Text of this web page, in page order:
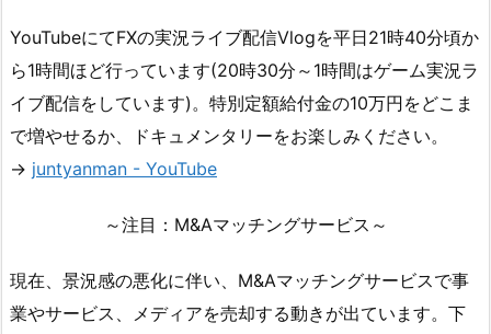
YouTubeにてFXの実況ライブ配信Vlogを平日21時40分頃か
ら1時間ほど行っています(20時30分～1時間はゲーム実況ラ
イブ配信をしています)。特別定額給付金の10万円をどこま
で増やせるか、ドキュメンタリーをお楽しみください。
→ juntyanman - YouTube
～注目：M&Aマッチングサービス～
現在、景況感の悪化に伴い、M&Aマッチングサービスで事
業やサービス、メディアを売却する動きが出ています。下